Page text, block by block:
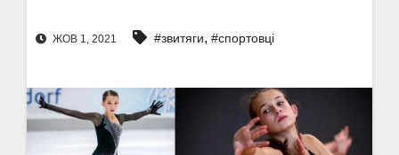
ЖОВ 1, 2021 #звитяги, #спортовці